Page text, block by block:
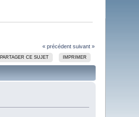
« précédent suivant »
PARTAGER CE SUJET IMPRIMER